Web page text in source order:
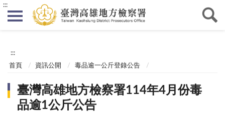
:::
:::
首頁 資訊公開 毒品逾一公斤登錄公告
臺灣高雄地方檢察署114年4月份毒
品逾1公斤公告